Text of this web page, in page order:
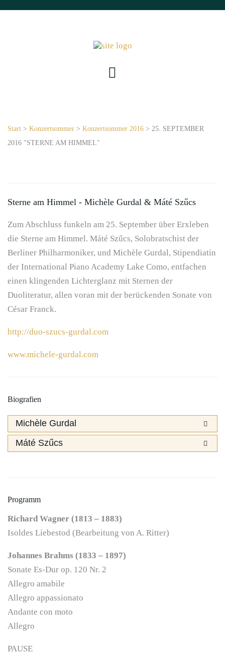
Start > Konzertsommer > Konzertsommer 2016 > 25. SEPTEMBER
2016 "STERNE AM HIMMEL"
Sterne am Himmel - Michèle Gurdal & Máté Szűcs
Zum Abschluss funkeln am 25. September über Erxleben
die Sterne am Himmel. Máté Szűcs, Solobratschist der
Berliner Philharmoniker, und Michèle Gurdal, Stipendiatin
der International Piano Academy Lake Como, entfachen
einen klingenden Lichterglanz mit Sternen der
Duoliteratur, allen voran mit der berückenden Sonate von
César Franck.
http://duo-szucs-gurdal.com
www.michele-gurdal.com
Biografien
Michèle Gurdal
Máté Szűcs
Programm
Richard Wagner (1813 – 1883)
Isoldes Liebestod (Bearbeitung von A. Ritter)
Johannes Brahms (1833 – 1897)
Sonate Es-Dur op. 120 Nr. 2
Allegro amabile
Allegro appassionato
Andante con moto
Allegro
PAUSE